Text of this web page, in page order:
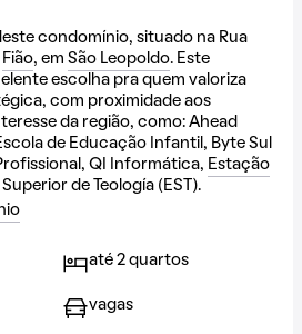
condomínio, situado na Rua
Fião, em São Leopoldo. Este
escolha pra quem valoriza
com proximidade aos
da região, como: Ahead
de Educação Infantil, Byte Sul
QI Informática, Estação
de Teología (EST).
até 2 quartos
vagas